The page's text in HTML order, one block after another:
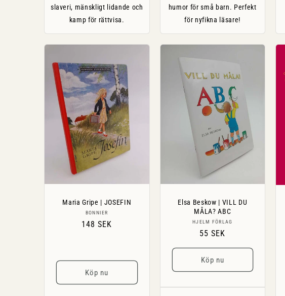
slaveri, mänskligt lidande och
kamp för rättvisa.
humor för små barn. Perfekt
för nyfikna läsare!
Maria Gripe | JOSEFIN
Säljare:
BONNIER
Ordinarie
148 SEK
Köp nu
Elsa Beskow | VILL DU
MÅLA? ABC
Säljare:
HJELM FÖRLAG
Ordinarie
55 SEK
Köp nu